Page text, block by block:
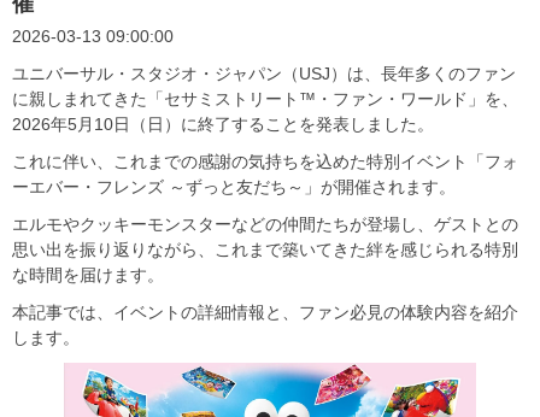
2026-03-13 09:00:00
ユニバーサル・スタジオ・ジャパン（USJ）は、長年多くのファン
に親しまれてきた「セサミストリート™・ファン・ワールド」を、
2026年5月10日（日）に終了することを発表しました。
これに伴い、これまでの感謝の気持ちを込めた特別イベント「フォ
ーエバー・フレンズ ～ずっと友だち～」が開催されます。
エルモやクッキーモンスターなどの仲間たちが登場し、ゲストとの
思い出を振り返りながら、これまで築いてきた絆を感じられる特別
な時間を届けます。
本記事では、イベントの詳細情報と、ファン必見の体験内容を紹介
します。